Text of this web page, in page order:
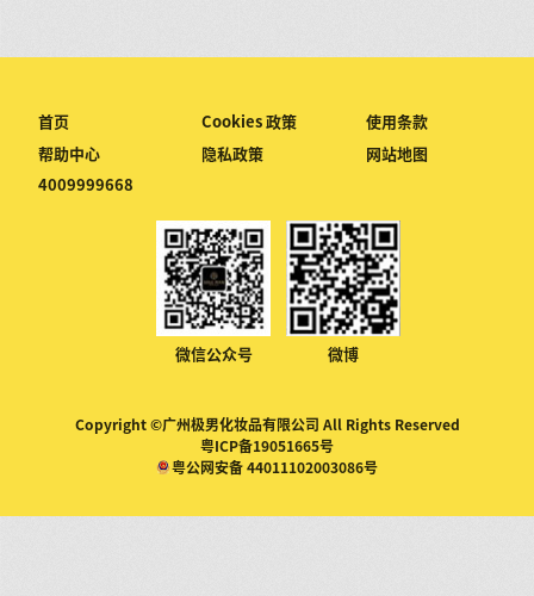
首页
帮助中心
4009999668
Cookies 政策
隐私政策
使用条款
网站地图
微信公众号 微博
Copyright ©广州极男化妆品有限公司 All Rights Reserved
粤ICP备19051665号
粤公网安备 44011102003086号